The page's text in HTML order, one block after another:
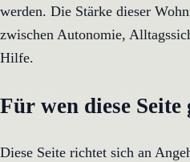
werden. Die Stärke dieser
zwischen Autonomie,
Hilfe.
Für wen diese Seite
Diese Seite richtet sich an